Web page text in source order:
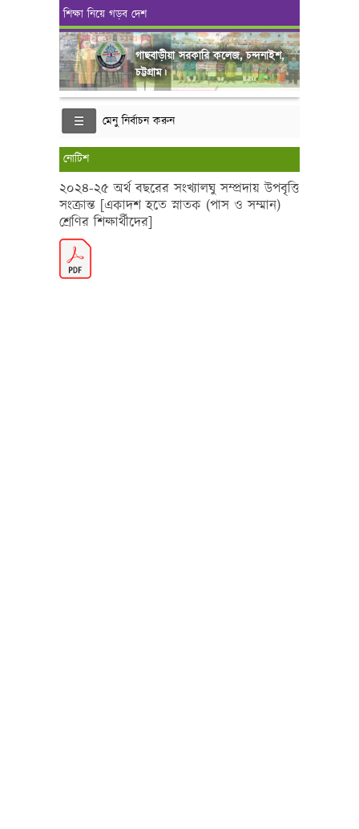
শিক্ষা নিয়ে গড়ব দেশ
গাছবাড়ীয়া সরকারি কলেজ, চন্দনাইশ,
চট্টগ্রাম।
মেনু নির্বাচন করুন
নোটিশ
২০২৪-২৫ অর্থ বছরের সংখ্যালঘু সম্প্রদায় উপবৃত্তি
সংক্রান্ত [একাদশ হতে স্নাতক (পাস ও সম্মান)
শ্রেণির শিক্ষার্থীদের]